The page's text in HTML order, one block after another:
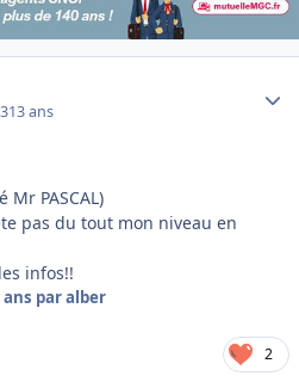
13 ans
Mr PASCAL)
pas du tout mon niveau en
infos!!
ans par alber
2